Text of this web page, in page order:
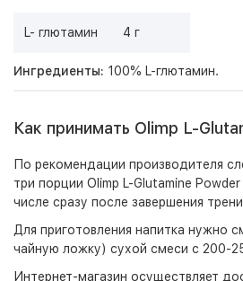
L- глютамин 4 г
Ингредиенты: 100% L-глютамин.
Как принимать Olimp L-
По рекомендации производителя
три порции Olimp L-Glutamine
числе сразу после завершения
Для приготовления напитка нужно
чайную ложку) сухой смеси с 200-
Интернет-магазин осуществляет